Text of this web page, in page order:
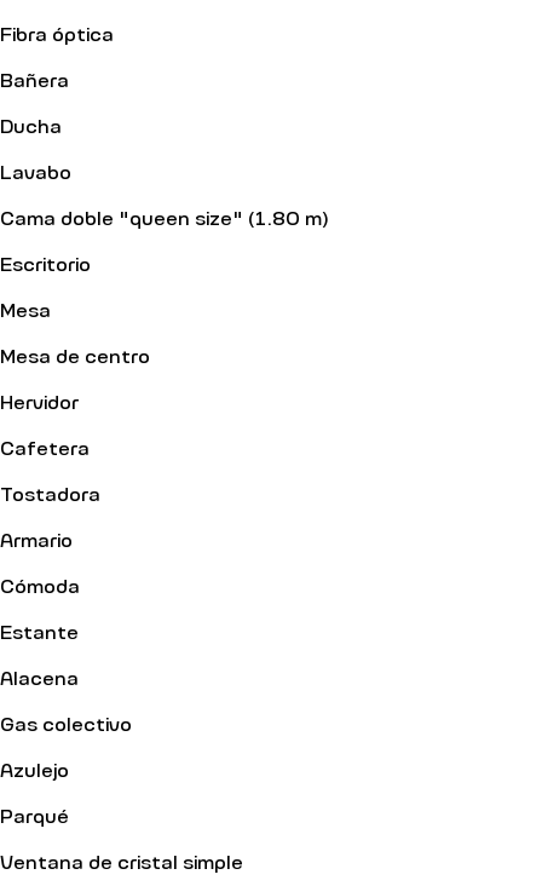
Fibra óptica
Bañera
Ducha
Lavabo
Cama doble "queen size" (1.80 m)
Escritorio
Mesa
Mesa de centro
Hervidor
Cafetera
Tostadora
Armario
Cómoda
Estante
Alacena
Gas colectivo
Azulejo
Parqué
Ventana de cristal simple